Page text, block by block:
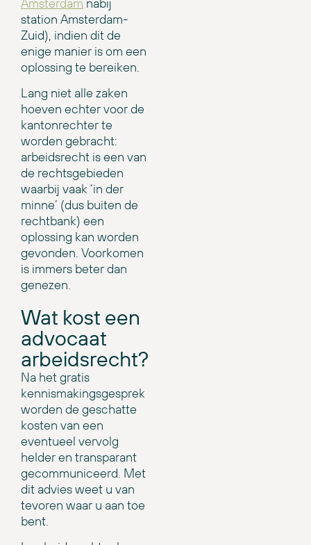
station Amsterdam-
Zuid), indien dit de
enige manier is om een
oplossing te bereiken.
Lang niet alle zaken
hoeven echter voor de
kantonrechter te
worden gebracht:
arbeidsrecht is een van
de rechtsgebieden
waarbij vaak ‘in der
minne’ (dus buiten de
rechtbank) een
oplossing kan worden
gevonden. Voorkomen
is immers beter dan
genezen.
Wat kost een
advocaat
arbeidsrecht?
Na het gratis
kennismakingsgesprek
worden de geschatte
kosten van een
eventueel vervolg
helder en transparant
gecommuniceerd. Met
dit advies weet u van
tevoren waar u aan toe
bent.